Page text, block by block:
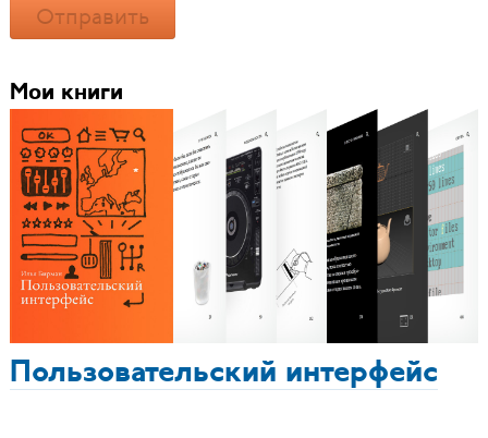
Отправить
Мои книги
Пользовательский интерфейс